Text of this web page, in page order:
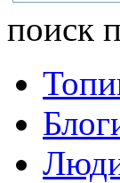
поиск